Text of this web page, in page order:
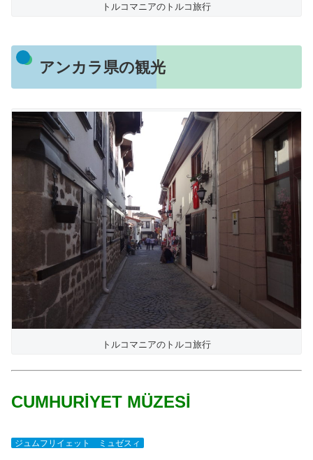
トルコマニアのトルコ旅行
アンカラ県の観光
トルコマニアのトルコ旅行
CUMHURİYET MÜZESİ
ジュムフリイェット ミュゼスィ